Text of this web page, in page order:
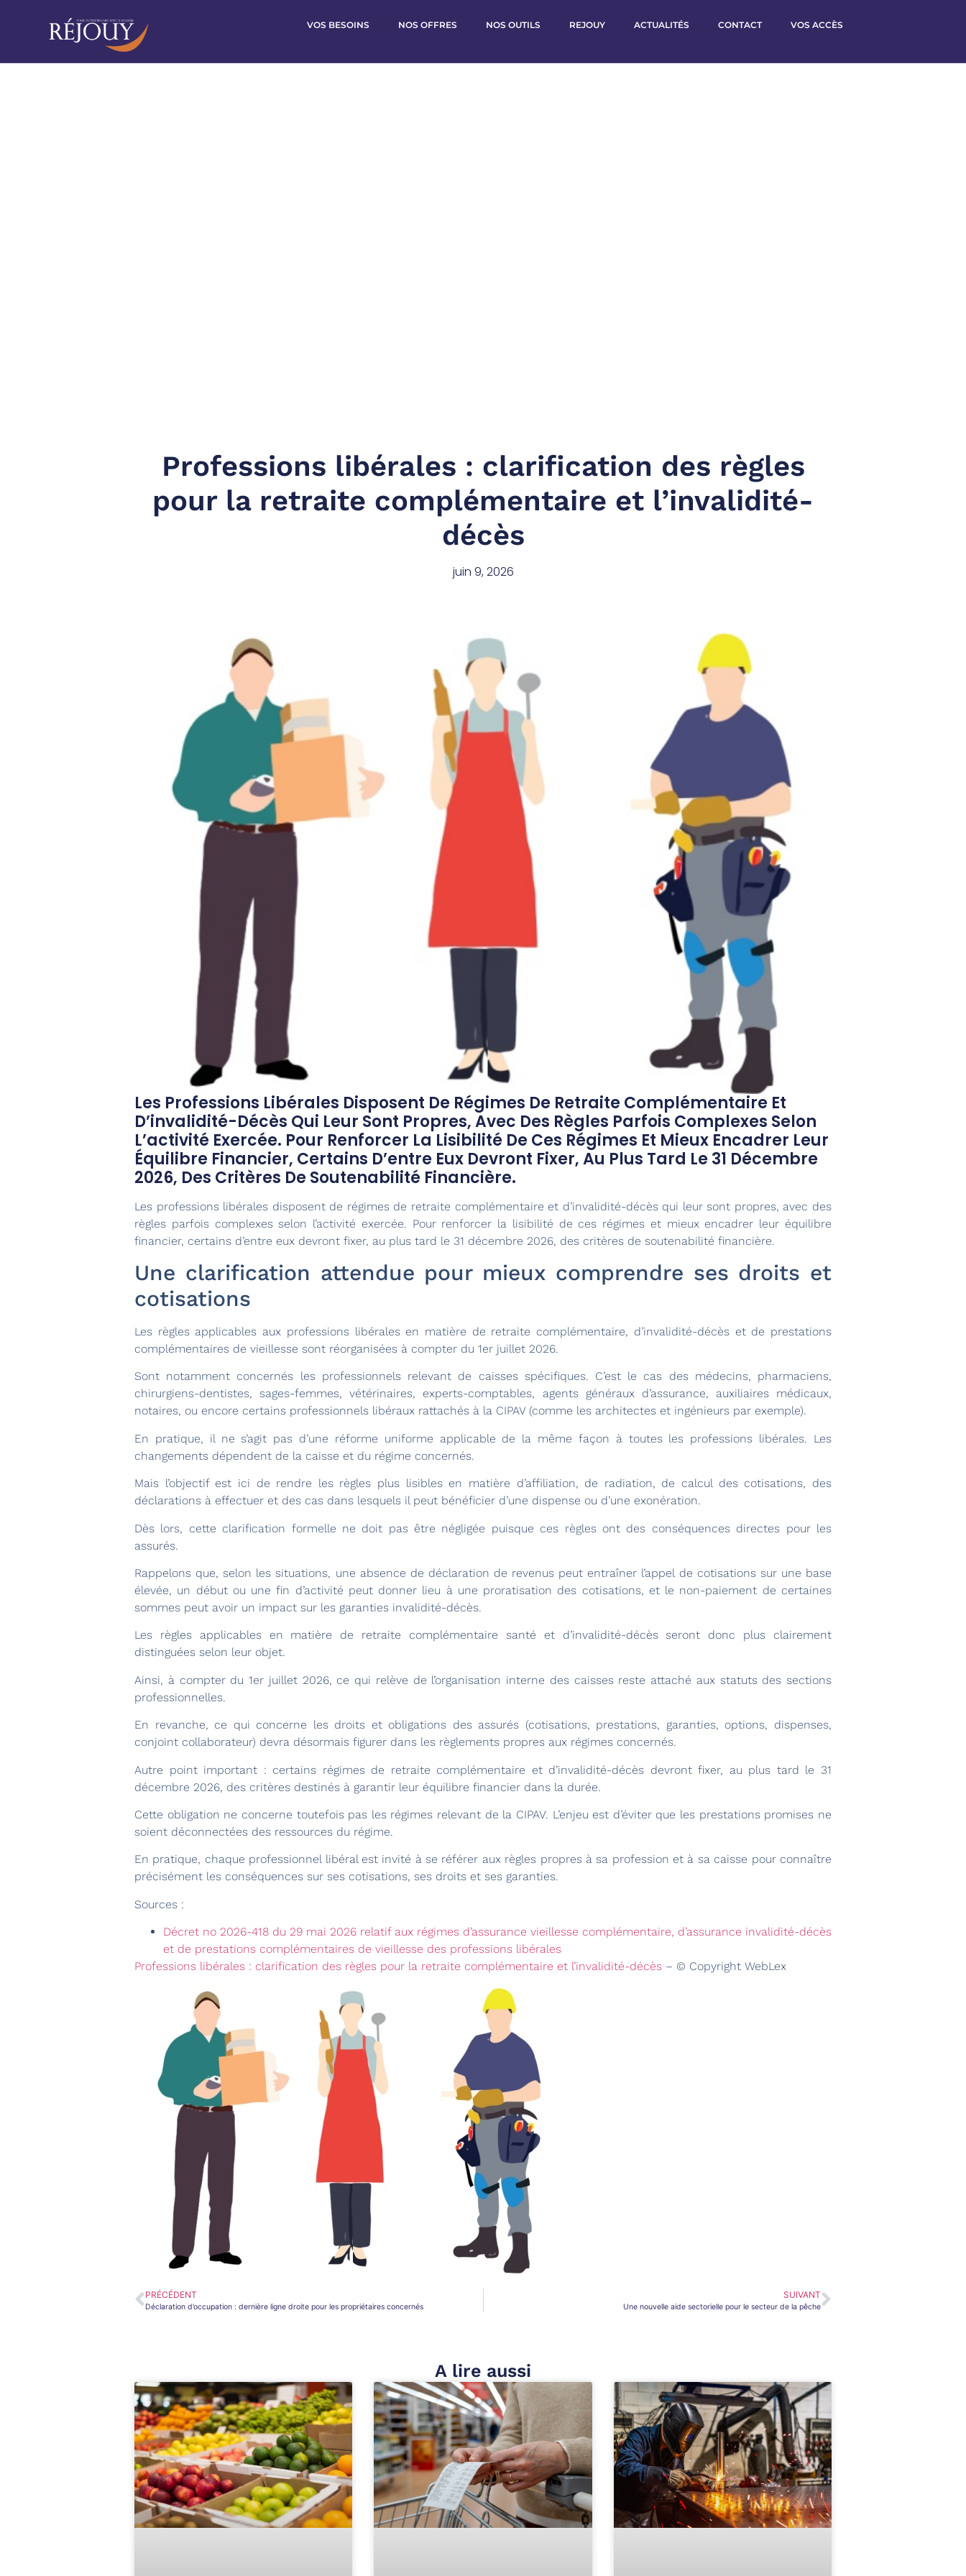
VOS BESOINS NOS OFFRES NOS OUTILS REJOUY ACTUALITÉS CONTACT VOS ACCÈS
Professions libérales : clarification des règles
pour la retraite complémentaire et l’invalidité-
décès
juin 9, 2026
Les Professions Libérales Disposent De Régimes De Retraite Complémentaire Et
D’invalidité-Décès Qui Leur Sont Propres, Avec Des Règles Parfois Complexes Selon
L’activité Exercée. Pour Renforcer La Lisibilité De Ces Régimes Et Mieux Encadrer Leur
Équilibre Financier, Certains D’entre Eux Devront Fixer, Au Plus Tard Le 31 Décembre
2026, Des Critères De Soutenabilité Financière.
Les professions libérales disposent de régimes de retraite complémentaire et d’invalidité-décès qui leur sont propres, avec des
règles parfois complexes selon l’activité exercée. Pour renforcer la lisibilité de ces régimes et mieux encadrer leur équilibre
financier, certains d’entre eux devront fixer, au plus tard le 31 décembre 2026, des critères de soutenabilité financière.
Une clarification attendue pour mieux comprendre ses droits et
cotisations
Les règles applicables aux professions libérales en matière de retraite complémentaire, d’invalidité-décès et de prestations
complémentaires de vieillesse sont réorganisées à compter du 1er juillet 2026.
Sont notamment concernés les professionnels relevant de caisses spécifiques. C’est le cas des médecins, pharmaciens,
chirurgiens-dentistes, sages-femmes, vétérinaires, experts-comptables, agents généraux d’assurance, auxiliaires médicaux,
notaires, ou encore certains professionnels libéraux rattachés à la CIPAV (comme les architectes et ingénieurs par exemple).
En pratique, il ne s’agit pas d’une réforme uniforme applicable de la même façon à toutes les professions libérales. Les
changements dépendent de la caisse et du régime concernés.
Mais l’objectif est ici de rendre les règles plus lisibles en matière d’affiliation, de radiation, de calcul des cotisations, des
déclarations à effectuer et des cas dans lesquels il peut bénéficier d’une dispense ou d’une exonération.
Dès lors, cette clarification formelle ne doit pas être négligée puisque ces règles ont des conséquences directes pour les
assurés.
Rappelons que, selon les situations, une absence de déclaration de revenus peut entraîner l’appel de cotisations sur une base
élevée, un début ou une fin d’activité peut donner lieu à une proratisation des cotisations, et le non-paiement de certaines
sommes peut avoir un impact sur les garanties invalidité-décès.
Les règles applicables en matière de retraite complémentaire santé et d’invalidité-décès seront donc plus clairement
distinguées selon leur objet.
Ainsi, à compter du 1er juillet 2026, ce qui relève de l’organisation interne des caisses reste attaché aux statuts des sections
professionnelles.
En revanche, ce qui concerne les droits et obligations des assurés (cotisations, prestations, garanties, options, dispenses,
conjoint collaborateur) devra désormais figurer dans les règlements propres aux régimes concernés.
Autre point important : certains régimes de retraite complémentaire et d’invalidité-décès devront fixer, au plus tard le 31
décembre 2026, des critères destinés à garantir leur équilibre financier dans la durée.
Cette obligation ne concerne toutefois pas les régimes relevant de la CIPAV. L’enjeu est d’éviter que les prestations promises ne
soient déconnectées des ressources du régime.
En pratique, chaque professionnel libéral est invité à se référer aux règles propres à sa profession et à sa caisse pour connaître
précisément les conséquences sur ses cotisations, ses droits et ses garanties.
Sources :
Décret no 2026-418 du 29 mai 2026 relatif aux régimes d’assurance vieillesse complémentaire, d’assurance invalidité-décès
et de prestations complémentaires de vieillesse des professions libérales
Professions libérales : clarification des règles pour la retraite complémentaire et l’invalidité-décès – © Copyright WebLex
PRÉCÉDENT
Déclaration d’occupation : dernière ligne droite pour les propriétaires concernés
SUIVANT
Une nouvelle aide sectorielle pour le secteur de la pêche
A lire aussi